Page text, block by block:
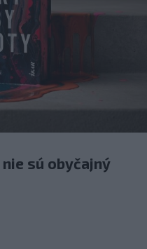
sú obyčajný